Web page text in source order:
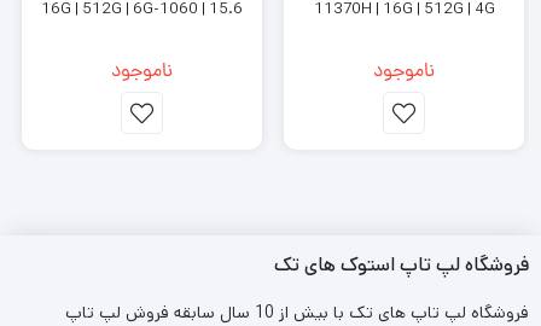
11370H | 16G | 512G | 4G
ناموجود
16G | 512G | 6G-1060 | 15.6
ناموجود
فروشگاه لپ تاپ استوک های تک
فروشگاه لپ تاپ های تک با بیش از 10 سال سابقه فروش لپ تاپ